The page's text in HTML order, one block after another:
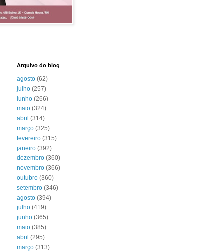
Arquivo do blog
agosto (62)
julho (257)
junho (266)
maio (324)
abril (314)
março (325)
fevereiro (315)
janeiro (392)
dezembro (360)
novembro (366)
outubro (360)
setembro (346)
agosto (394)
julho (419)
junho (365)
maio (385)
abril (295)
março (313)